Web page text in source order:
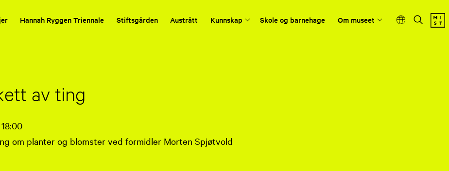
Hannah Ryggen Triennale Stiftsgården Austrått Kunnskap Skole og barnehage Om museet
av ting
om planter og blomster ved formidler Morten Spjøtvold